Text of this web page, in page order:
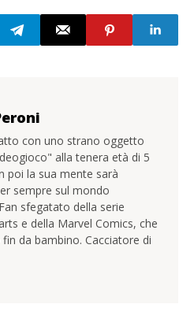
con uno strano oggetto
alla tenera età di 5
poi la sua mente sarà
sempre sul mondo
sfegatato della serie
e della Marvel Comics, che
da bambino. Cacciatore di